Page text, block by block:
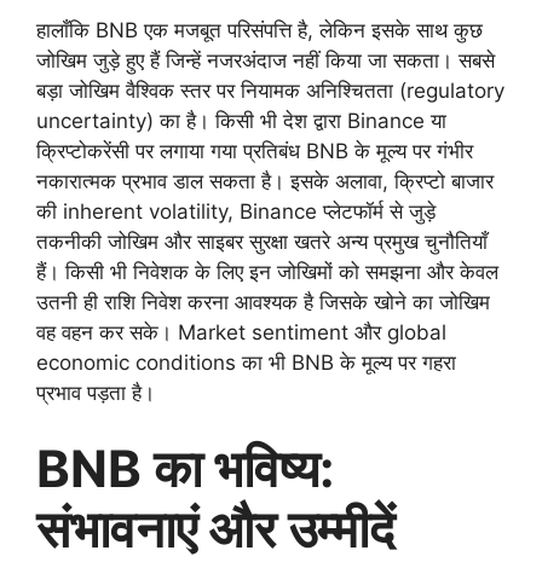
हालाँकि BNB एक मजबूत परिसंपत्ति है, लेकिन इसके साथ कुछ
जोखिम जुड़े हुए हैं जिन्हें नजरअंदाज नहीं किया जा सकता। सबसे
बड़ा जोखिम वैश्विक स्तर पर नियामक अनिश्चितता (regulatory
uncertainty) का है। किसी भी देश द्वारा Binance या
क्रिप्टोकरेंसी पर लगाया गया प्रतिबंध BNB के मूल्य पर गंभीर
नकारात्मक प्रभाव डाल सकता है। इसके अलावा, क्रिप्टो बाजार
की inherent volatility, Binance प्लेटफॉर्म से जुड़े
तकनीकी जोखिम और साइबर सुरक्षा खतरे अन्य प्रमुख चुनौतियाँ
हैं। किसी भी निवेशक के लिए इन जोखिमों को समझना और केवल
उतनी ही राशि निवेश करना आवश्यक है जिसके खोने का जोखिम
वह वहन कर सके। Market sentiment और global
economic conditions का भी BNB के मूल्य पर गहरा
प्रभाव पड़ता है।
BNB का भविष्य:
संभावनाएं और उम्मीदें